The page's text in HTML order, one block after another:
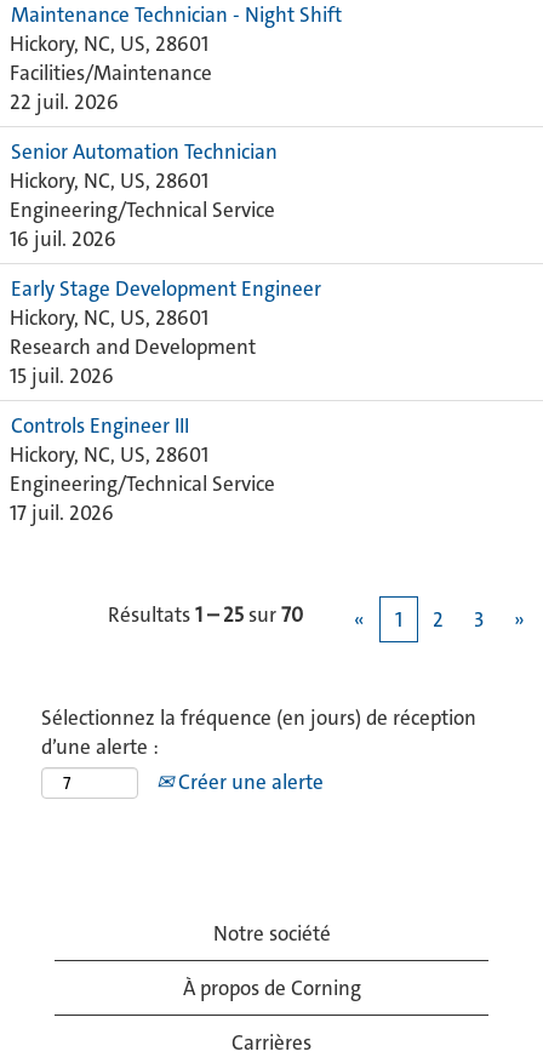
Maintenance Technician - Night Shift
Hickory, NC, US, 28601
Facilities/Maintenance
22 juil. 2026
Senior Automation Technician
Hickory, NC, US, 28601
Engineering/Technical Service
16 juil. 2026
Early Stage Development Engineer
Hickory, NC, US, 28601
Research and Development
15 juil. 2026
Controls Engineer III
Hickory, NC, US, 28601
Engineering/Technical Service
17 juil. 2026
Résultats1 – 25 sur70 « 1 2 3 »
Sélectionnez la fréquence (en jours) de réception
d’une alerte :
Créer une alerte
Notre société
À propos de Corning
Carrières